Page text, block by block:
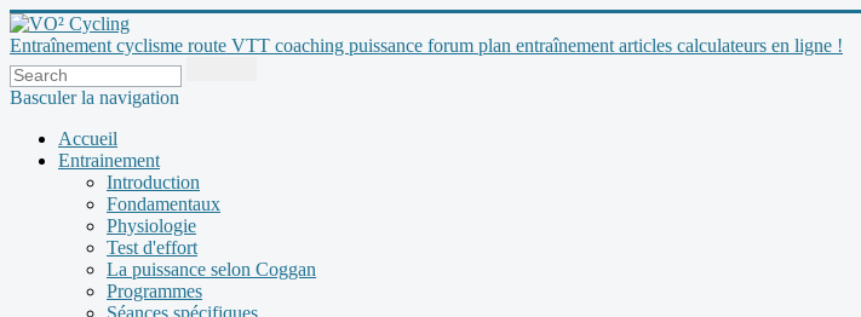
Entraînement cyclisme route VTT coaching puissance forum plan entraînement articles calculateurs en ligne !
Basculer la navigation
Accueil
Entrainement
Introduction
Fondamentaux
Physiologie
Test d'effort
La puissance selon Coggan
Programmes
Séances spécifiques